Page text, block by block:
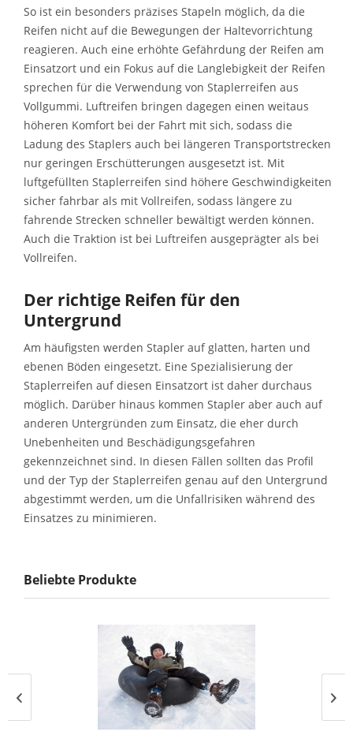
So ist ein besonders präzises Stapeln möglich, da die
Reifen nicht auf die Bewegungen der Haltevorrichtung
reagieren. Auch eine erhöhte Gefährdung der Reifen am
Einsatzort und ein Fokus auf die Langlebigkeit der Reifen
sprechen für die Verwendung von Staplerreifen aus
Vollgummi. Luftreifen bringen dagegen einen weitaus
höheren Komfort bei der Fahrt mit sich, sodass die
Ladung des Staplers auch bei längeren Transportstrecken
nur geringen Erschütterungen ausgesetzt ist. Mit
luftgefüllten Staplerreifen sind höhere Geschwindigkeiten
sicher fahrbar als mit Vollreifen, sodass längere zu
fahrende Strecken schneller bewältigt werden können.
Auch die Traktion ist bei Luftreifen ausgeprägter als bei
Vollreifen.
Der richtige Reifen für den
Untergrund
Am häufigsten werden Stapler auf glatten, harten und
ebenen Böden eingesetzt. Eine Spezialisierung der
Staplerreifen auf diesen Einsatzort ist daher durchaus
möglich. Darüber hinaus kommen Stapler aber auch auf
anderen Untergründen zum Einsatz, die eher durch
Unebenheiten und Beschädigungsgefahren
gekennzeichnet sind. In diesen Fällen sollten das Profil
und der Typ der Staplerreifen genau auf den Untergrund
abgestimmt werden, um die Unfallrisiken während des
Einsatzes zu minimieren.
Beliebte Produkte